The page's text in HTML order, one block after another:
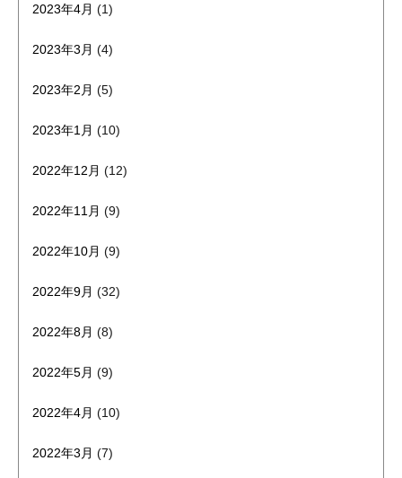
2023年4月 (1)
2023年3月 (4)
2023年2月 (5)
2023年1月 (10)
2022年12月 (12)
2022年11月 (9)
2022年10月 (9)
2022年9月 (32)
2022年8月 (8)
2022年5月 (9)
2022年4月 (10)
2022年3月 (7)